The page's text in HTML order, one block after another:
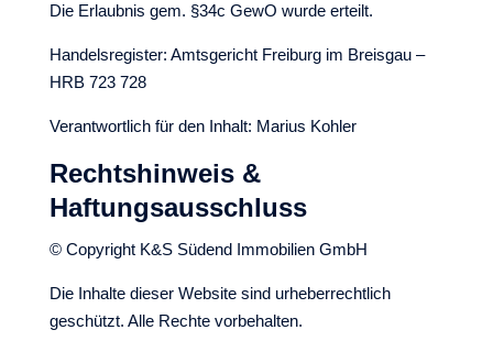
Die Erlaubnis gem. §34c GewO wurde erteilt.
Handelsregister: Amtsgericht Freiburg im Breisgau –
HRB 723 728
Verantwortlich für den Inhalt: Marius Kohler
Rechtshinweis &
Haftungsausschluss
© Copyright K&S Südend Immobilien GmbH
Die Inhalte dieser Website sind urheberrechtlich
geschützt. Alle Rechte vorbehalten.